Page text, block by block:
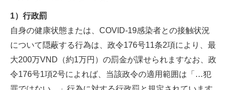
1）行政罰
自身の健康状態または、COVID-19感染者との接触状況
について隠蔽する行為は、政令176号11条2項により、最
大200万VND（約1万円）の罰金が課せられますなお、政
令176号1項2号によれば、当該政令の適用範囲は「…犯